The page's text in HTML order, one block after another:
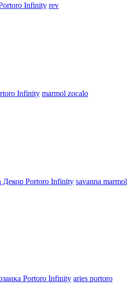
rev
marmol zocalo
savanna marmol
aries portoro